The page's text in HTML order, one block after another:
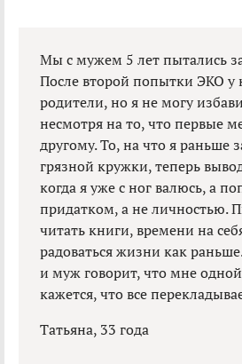
Мы с мужем 5 лет пытались
После второй попытки ЭКО
родители, но я не могу
несмотря на то, что первые
другому. То, на что я раньше
грязной кружки, теперь
когда я уже с ног валюсь, а
придатком, а не личностью.
читать книги, времени на
радоваться жизни как
и муж говорит, что мне
кажется, что все
Татьяна, 33 года